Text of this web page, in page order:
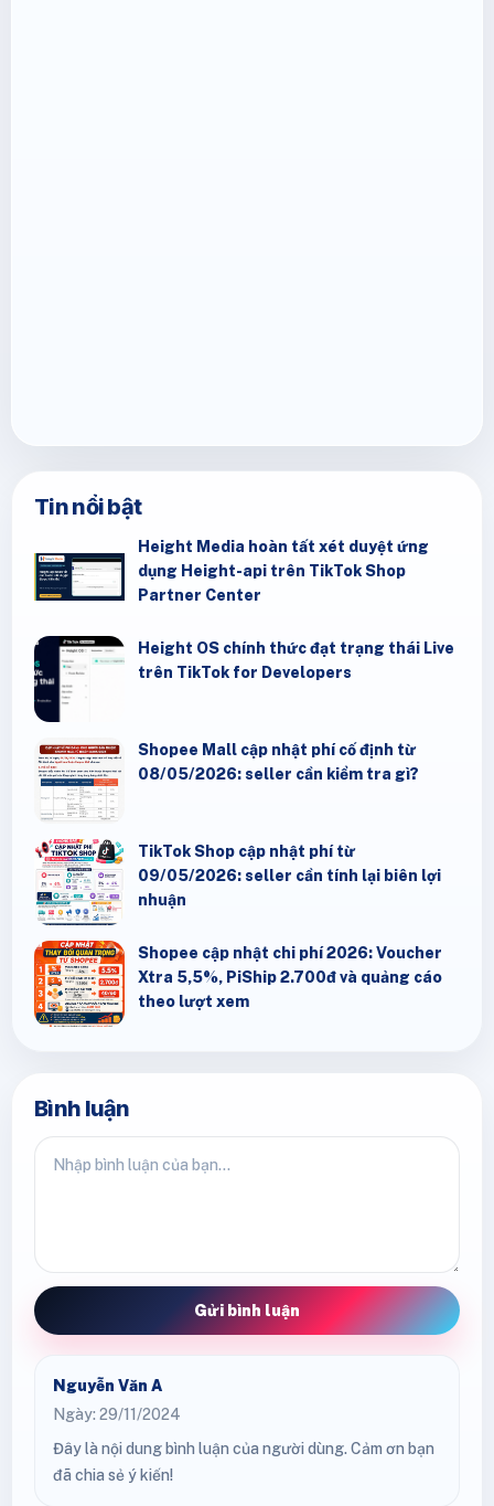
Tin nổi bật
Height Media hoàn tất xét duyệt ứng
dụng Height-api trên TikTok Shop
Partner Center
Height OS chính thức đạt trạng thái Live
trên TikTok for Developers
Shopee Mall cập nhật phí cố định từ
08/05/2026: seller cần kiểm tra gì?
TikTok Shop cập nhật phí từ
09/05/2026: seller cần tính lại biên lợi
nhuận
Shopee cập nhật chi phí 2026: Voucher
Xtra 5,5%, PiShip 2.700đ và quảng cáo
theo lượt xem
Bình luận
Gửi bình luận
Nguyễn Văn A
Ngày: 29/11/2024
Đây là nội dung bình luận của người dùng. Cảm ơn bạn
đã chia sẻ ý kiến!